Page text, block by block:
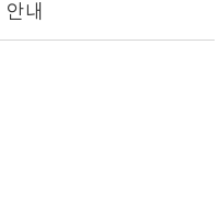
안내